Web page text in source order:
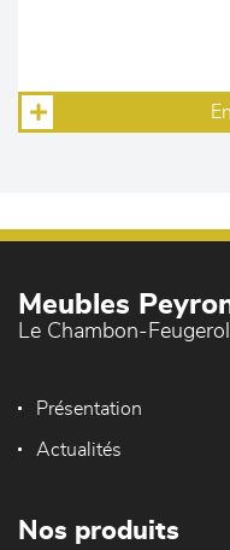
Meubles
Le Chambon-
Présentation
Actualités
Nos produits